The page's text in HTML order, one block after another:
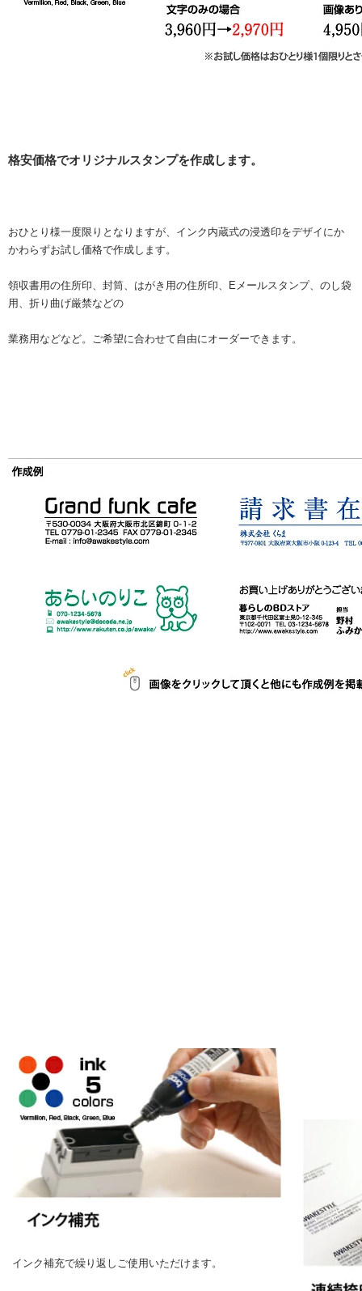
格安価格でオリジナルスタンプを作成します。
おひとり様一度限りとなりますが、インク内蔵式の浸透印をデザイにか
かわらずお試し価格で作成します。
領収書用の住所印、封筒、はがき用の住所印、Eメールスタンプ、のし袋
用、折り曲げ厳禁などの
業務用などなど。ご希望に合わせて自由にオーダーできます。
インク補充で繰り返しご使用いただけます。